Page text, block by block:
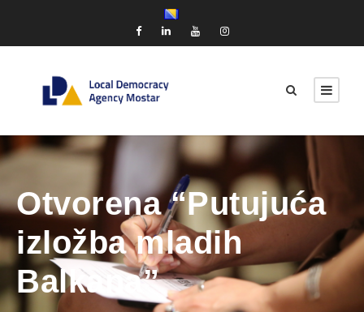
Otvorena “Putujuća
izložba mladih
Balkana”